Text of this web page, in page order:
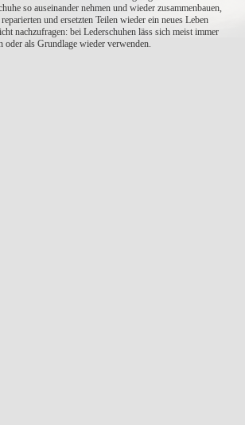
so auseinander nehmen und wieder zusammenbauen,
und ersetzten Teilen wieder ein neues Leben
nachzufragen: bei Lederschuhen läss sich meist immer
oder als Grundlage wieder verwenden.